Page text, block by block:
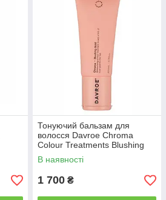
Тонуючий бальзам для
волосся Davroe Chroma
Colour Treatments Blushing
Gold, 200 мл (3584)
В наявності
1 700 ₴